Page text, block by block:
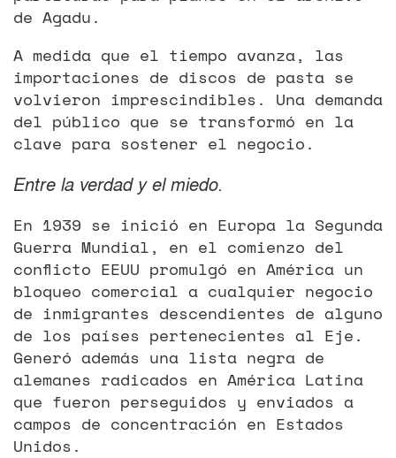
de Agadu.
A medida que el tiempo avanza, las
importaciones de discos de pasta se
volvieron imprescindibles. Una demanda
del público que se transformó en la
clave para sostener el negocio.
Entre la verdad y el miedo.
En 1939 se inició en Europa la Segunda
Guerra Mundial, en el comienzo del
conflicto EEUU promulgó en América un
bloqueo comercial a cualquier negocio
de inmigrantes descendientes de alguno
de los países pertenecientes al Eje.
Generó además una lista negra de
alemanes radicados en América Latina
que fueron perseguidos y enviados a
campos de concentración en Estados
Unidos.